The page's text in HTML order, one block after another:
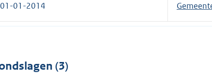
01-01-2014
(3)